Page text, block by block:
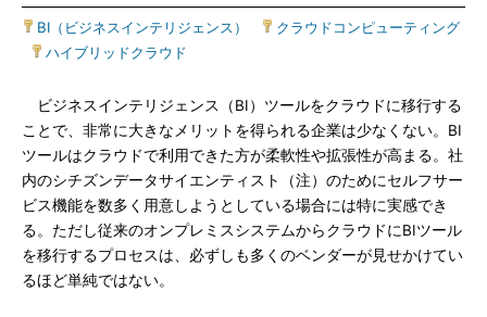
BI（ビジネスインテリジェンス）
クラウドコンピューティング
ハイブリッドクラウド
ビジネスインテリジェンス（BI）ツールをクラウドに移行する
ことで、非常に大きなメリットを得られる企業は少なくない。BI
ツールはクラウドで利用できた方が柔軟性や拡張性が高まる。社
内のシチズンデータサイエンティスト（注）のためにセルフサー
ビス機能を数多く用意しようとしている場合には特に実感でき
る。ただし従来のオンプレミスシステムからクラウドにBIツール
を移行するプロセスは、必ずしも多くのベンダーが見せかけてい
るほど単純ではない。